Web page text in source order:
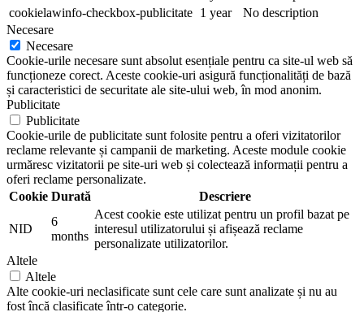
cookielawinfo-checkbox-publicitate 1 year
No description
Necesare
Necesare
Cookie-urile necesare sunt absolut esențiale pentru ca site-ul web să
funcționeze corect. Aceste cookie-uri asigură funcționalități de bază
și caracteristici de securitate ale site-ului web, în mod anonim.
Publicitate
Publicitate
Cookie-urile de publicitate sunt folosite pentru a oferi vizitatorilor
reclame relevante și campanii de marketing. Aceste module cookie
urmăresc vizitatorii pe site-uri web și colectează informații pentru a
oferi reclame personalizate.
Cookie Durată Descriere
NID
6
months
Acest cookie este utilizat pentru un profil bazat pe
interesul utilizatorului și afișează reclame
personalizate utilizatorilor.
Altele
Altele
Alte cookie-uri neclasificate sunt cele care sunt analizate și nu au
fost încă clasificate într-o categorie.